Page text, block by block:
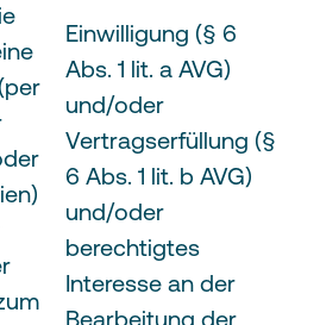
Einwilligung (§ 6
Abs. 1 lit. a AVG)
und/oder
Vertragserfüllung (§
6 Abs. 1 lit. b AVG)
und/oder
berechtigtes
Interesse an der
Bearbeitung der